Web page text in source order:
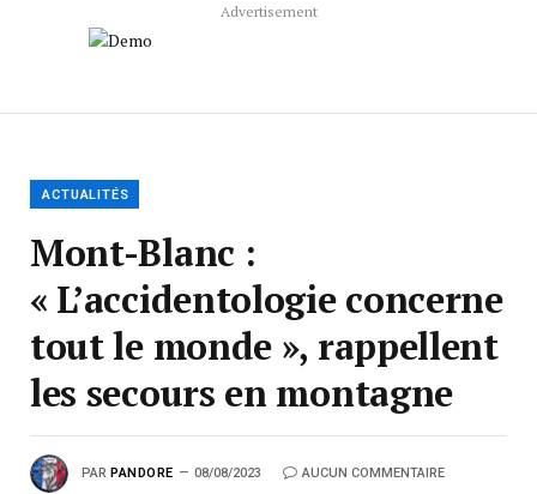
Advertisement
ACTUALITÉS
Mont-Blanc :
« L’accidentologie concerne
tout le monde », rappellent
les secours en montagne
PAR PANDORE 08/08/2023 AUCUN COMMENTAIRE